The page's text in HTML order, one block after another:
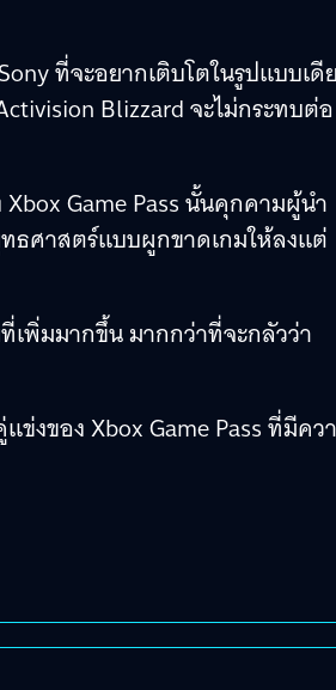
ที่จะอยากเติบโตในรูปแบบเดี
Blizzard จะไม่กระทบต่อ
Game Pass นั้นคุกคามผู้นำ
ธศาสตร์แบบผูกขาดเกมให้ลงแต่
เพิ่มมากขึ้น มากกว่าที่จะกลัวว่า
งของ Xbox Game Pass ที่มีคว